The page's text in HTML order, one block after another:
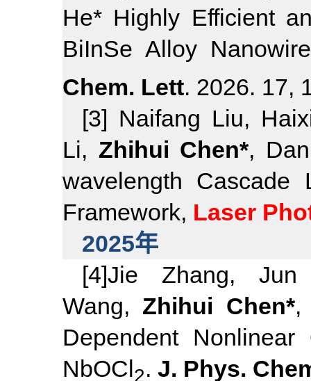
He* Highly Efficient
BiInSe Alloy
Chem. Lett. 2026. 17,
[3] Naifang Liu,
Li, Zhihui Chen*,
wavelength Cascade
Framework, Laser
2025年
[4]Jie Zhang,
Wang, Zhihui Chen*
Dependent
NbOCl2. J. Phys.